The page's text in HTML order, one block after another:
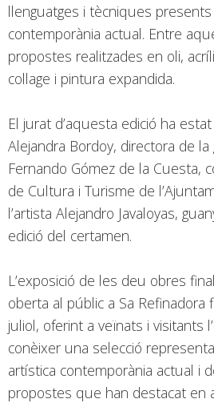
llenguatges i tècniques
contemporània actual. Entre
propostes realitzades en oli,
collage i pintura expandida.
El jurat d’aquesta edició ha
Alejandra Bordoy, directora de la
Fernando Gómez de la Cuesta,
de Cultura i Turisme de
l’artista Alejandro Javaloyas,
edició del certamen.
L’exposició de les deu obres
oberta al públic a Sa Refinadora
juliol, oferint a veïnats i visitants
conèixer una selecció
artística contemporània actual i
propostes que han destacat en